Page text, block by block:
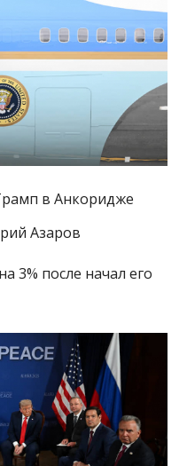
в Анкоридже
Азаров